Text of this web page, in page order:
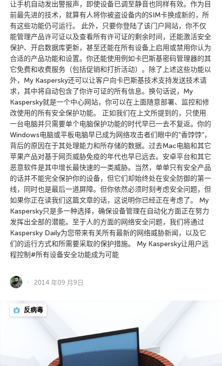
让手机自动发出警报声，即使设备已调至静音也同样有效。作为目
前最先进的技术，就算有人将你被盗设备内的SIM卡换成新的，所
有这些功能仍可运行。 此外，只要你登陆了该门户网站，你不仅
能管理产品许可证以及查看所有许可证的剩余时间，还能激活安全
保护、开启数据库更新，甚至还能在所有设备上启用或禁用你认为
合适的产品功能和设置。你还能使用例如卡巴斯基密码管理器的其
它免费和收费服务（包括促销和打折活动）。除了上述这些功能以
外，My Kaspersky还可以让客户向卡巴斯基技术支持发送技术请
求，其中将自动包含了你许可证的所有信息。换句话说，My
Kaspersky就是一个中心网站，你可以在上面随意部署、监控和修
改使用的所有安全保护功能。 正如我们在上文所提到的，只使用
一台电脑并只需要单个电脑保护功能的时代早已一去不复返。你的
Windows电脑或平板电脑早已成为网络攻击者们眼中的”香饽饽”，
背后的原因在于其处理能力和所存储的数据。过去Mac电脑和其它
苹果产品对基于网页威胁免疫的年代也早已远去。安卓平台和其它
恶意软件是其中增长最快速的一类威胁。当然，单单只有安全产品
的话并不能完全保护你的设备，但它们却始终处在安全防御的第一
线，同时也是最后一道屏障。但你依然必须时刻考虑安全问题，但
如果你正在读我们这篇文章的话，这说明你已经正在考虑了。 My
Kaspersky只是多一种选择，确保设备管理在自动化方面正在努力
发挥出全部的潜能。至于人的方面的网络安全问题，我们将通过
Kaspersky Daily为您带来有关所有最新的网络威胁新闻，以及它
们的运行方式和所需要采取的保护措施。 My Kaspersky让用户远
程控制#所有设备安全功能成为可能
2014 年09 月9日
反病毒